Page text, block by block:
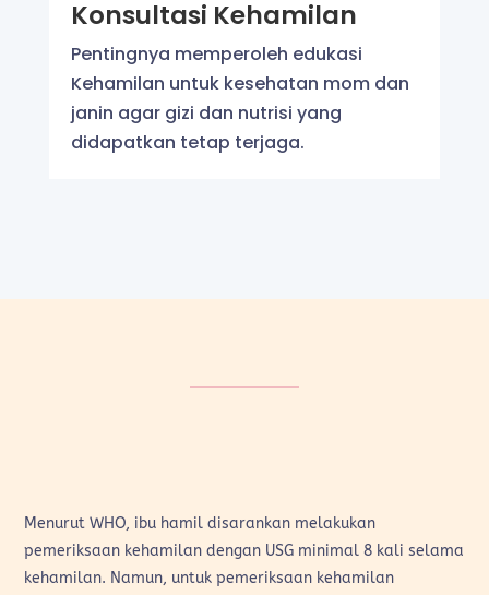
Konsultasi Kehamilan
Pentingnya memperoleh edukasi
Kehamilan untuk kesehatan mom dan
janin agar gizi dan nutrisi yang
didapatkan tetap terjaga.
Menurut WHO, ibu hamil disarankan melakukan
pemeriksaan kehamilan dengan USG minimal 8 kali selama
kehamilan. Namun, untuk pemeriksaan kehamilan